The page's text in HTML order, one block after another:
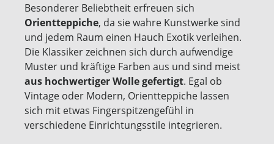
Besonderer Beliebtheit erfreuen sich
Orientteppiche, da sie wahre Kunstwerke sind
und jedem Raum einen Hauch Exotik verleihen.
Die Klassiker zeichnen sich durch aufwendige
Muster und kräftige Farben aus und sind meist
aus hochwertiger Wolle gefertigt. Egal ob
Vintage oder Modern, Orientteppiche lassen
sich mit etwas Fingerspitzengefühl in
verschiedene Einrichtungsstile integrieren.